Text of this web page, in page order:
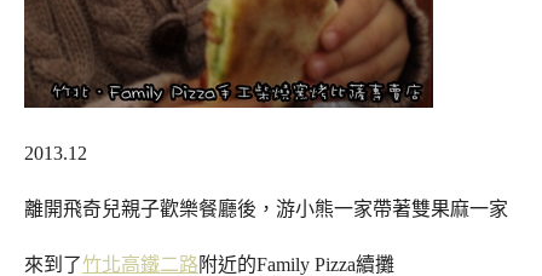
2013.12
離開飛奇兒親子歡樂餐廳後，游小熊一家帶著雙果麻一家
來到了竹北高鐵二路附近的Family Pizza續攤